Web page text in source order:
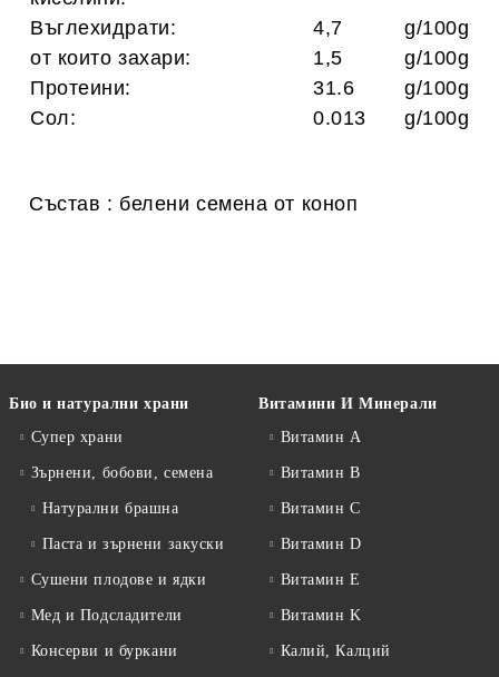
Въглехидрати:
4,7
g/100g
от които захари:
1,5
g/100g
Протеини:
31.6
g/100g
Сол:
0.013 g/100g
Състав : белени семена от коноп
Био и натурални храни
Супер храни
Зърнени, бобови, семена
Натурални брашна
Паста и зърнени закуски
Сушени плодове и ядки
Мед и Подсладители
Консерви и буркани
Витамини И Минерали
Витамин А
Витамин B
Витамин C
Витамин D
Витамин E
Витамин K
Калий, Калций